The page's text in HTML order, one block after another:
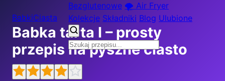
Bezglutenowe 🌪️ Air Fryer
Kolekcje Składniki Blog Ulubione
BabkiCiasta
Babka tarta I – prosty
przepis na pyszne ciasto